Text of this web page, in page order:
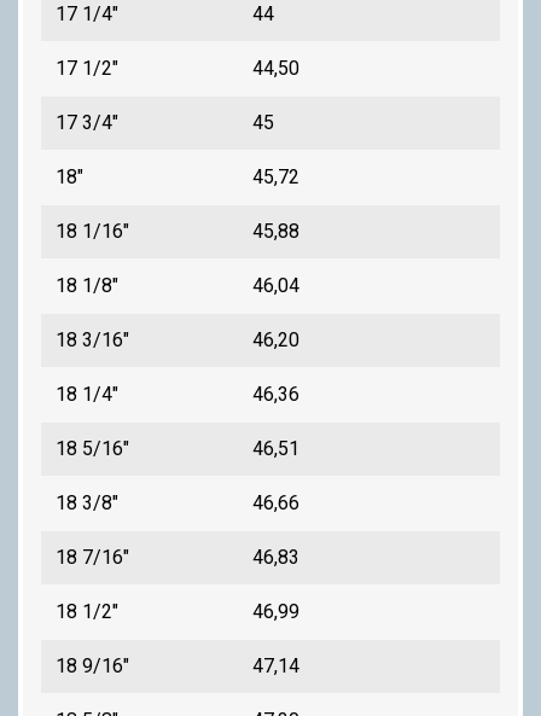
17 1/4" 44
17 1/2" 44,50
17 3/4" 45
18" 45,72
18 1/16" 45,88
18 1/8" 46,04
18 3/16" 46,20
18 1/4" 46,36
18 5/16" 46,51
18 3/8" 46,66
18 7/16" 46,83
18 1/2" 46,99
18 9/16" 47,14